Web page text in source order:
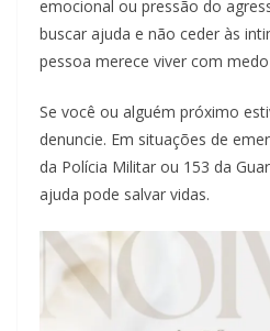
emocional ou pressão do
buscar ajuda e não ceder às
pessoa merece viver com
Se você ou alguém próximo
denuncie. Em situações de
da Polícia Militar ou 153 da
ajuda pode salvar vidas.